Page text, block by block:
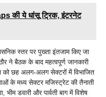
की ये धांसू ट्रिक, इंटरनेट
स्तर पर पुख्ता इंतजाम किए जा
ने बैठक के बाद महत्वपूर्ण जानकारी
को छह अलग-अलग सेक्टरों में विभाजित
के मध्य सेक्टर मजिस्ट्रेट की तैनाती
डवारी और पार्वती बाग में विशेष